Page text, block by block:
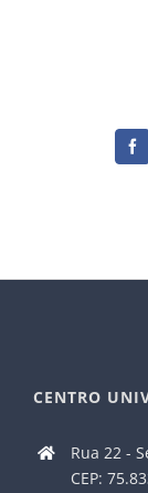
CENTRO
Rua 22 -
CEP: